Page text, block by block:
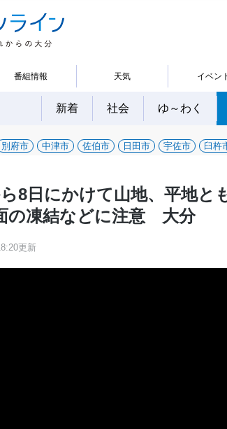
番組情報 天気 イベン
新着 社会 ゆ～わく
別府市 中津市 佐伯市 日田市 宇佐市 臼杵
8日にかけて山地、平地と
凍結などに注意 大分
更新